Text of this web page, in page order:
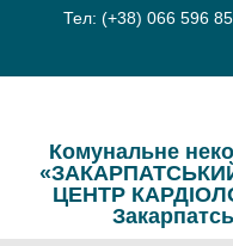
Тел: (+38) 066 596
Комунальне
ЦЕНТР